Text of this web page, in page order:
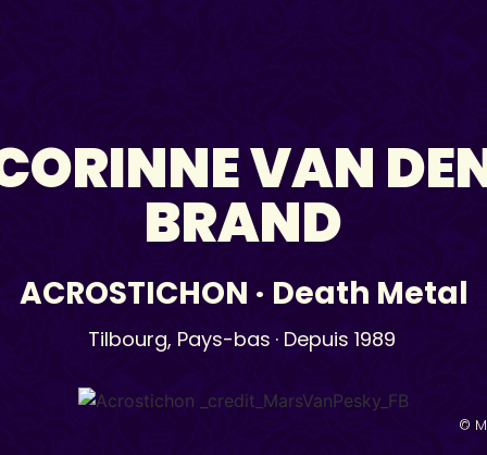
VAN
BRAND
ACROSTICHON · Death Metal
Tilbourg, Pays-bas · Depuis 1989
©